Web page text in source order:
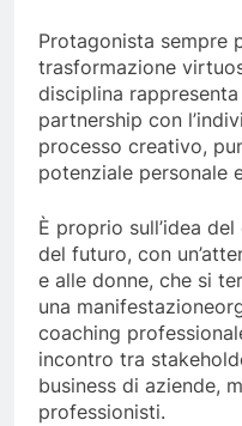
Protagonista sempre
trasformazione
disciplina
partnership con
processo creativo,
potenziale personale
È proprio sull’idea
del futuro, con
e alle donne, che si
una
coaching
incontro tra
business di aziende,
professionisti.